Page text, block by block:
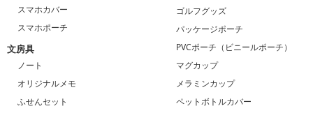
スマホカバー
スマホポーチ
文房具
ノート
オリジナルメモ
ふせんセット
ゴルフグッズ
パッケージポーチ
PVCポーチ（ビニールポーチ）
マグカップ
メラミンカップ
ペットボトルカバー